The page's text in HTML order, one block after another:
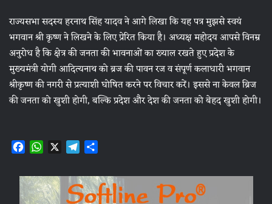
राज्यसभा सदस्य हरनाथ सिंह यादव ने आगे लिखा कि यह पत्र मुझसे स्वयं
भगवान श्री कृष्ण ने लिखने के लिए प्रेरित किया है। अध्यक्ष महोदय आपसे विनम्र
अनुरोध है कि क्षेत्र की जनता की भावनाओं का ख्याल रखते हुए प्रदेश के
मुख्यमंत्री योगी आदित्यनाथ को ब्रज की पावन रज व संपूर्ण कलाधारी भगवान
श्रीकृष्ण की नगरी से प्रत्याशी घोषित करने पर विचार करें। इससे ना केवल ब्रिज
की जनता को खुशी होगी, बल्कि प्रदेश और देश की जनता को बेहद खुशी होगी।
F
c
e
b
W
a
t
s
X T
l
e
g
a
r
e